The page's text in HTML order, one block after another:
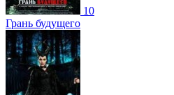
10
Грань будущего